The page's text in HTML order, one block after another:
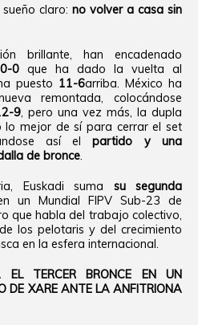
sueño claro:no volver a casa sin
brillante, han encadenado
0 que ha dado la vuelta al
puesto 11-6arriba. México ha
remontada, colocándose
9, pero una vez más, la dupla
lo mejor de sí para cerrar el set
así elpartido y una
de bronce.
Euskadi suma su segunda
un Mundial FIPV Sub-23 de
que habla del trabajo colectivo,
los pelotaris y del crecimiento
en la esfera internacional.
EL TERCER BRONCE EN UN
DE XARE ANTE LA ANFITRIONA